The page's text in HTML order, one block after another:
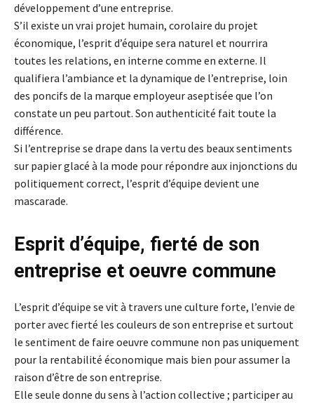
développement d’une entreprise.
S’il existe un vrai projet humain, corolaire du projet
économique, l’esprit d’équipe sera naturel et nourrira
toutes les relations, en interne comme en externe. Il
qualifiera l’ambiance et la dynamique de l’entreprise, loin
des poncifs de la marque employeur aseptisée que l’on
constate un peu partout. Son authenticité fait toute la
différence.
Si l’entreprise se drape dans la vertu des beaux sentiments
sur papier glacé à la mode pour répondre aux injonctions du
politiquement correct, l’esprit d’équipe devient une
mascarade.
Esprit d’équipe, fierté de son
entreprise et oeuvre commune
L’esprit d’équipe se vit à travers une culture forte, l’envie de
porter avec fierté les couleurs de son entreprise et surtout
le sentiment de faire oeuvre commune non pas uniquement
pour la rentabilité économique mais bien pour assumer la
raison d’être de son entreprise.
Elle seule donne du sens à l’action collective ; participer au